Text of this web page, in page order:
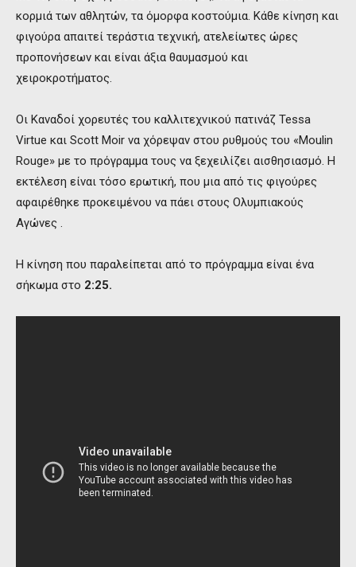
κορμιά των αθλητών, τα όμορφα κοστούμια. Κάθε κίνηση και
φιγούρα απαιτεί τεράστια τεχνική, ατελείωτες ώρες
προπονήσεων και είναι άξια θαυμασμού και
χειροκροτήματος.
Οι Καναδοί χορευτές του καλλιτεχνικού πατινάζ Tessa
Virtue και Scott Moir να χόρεψαν στου ρυθμούς του «Moulin
Rouge» με το πρόγραμμα τους να ξεχειλίζει αισθησιασμό. Η
εκτέλεση είναι τόσο ερωτική, που μια από τις φιγούρες
αφαιρέθηκε προκειμένου να πάει στους Ολυμπιακούς
Αγώνες .
Η κίνηση που παραλείπεται από το πρόγραμμα είναι ένα
σήκωμα στο 2:25.